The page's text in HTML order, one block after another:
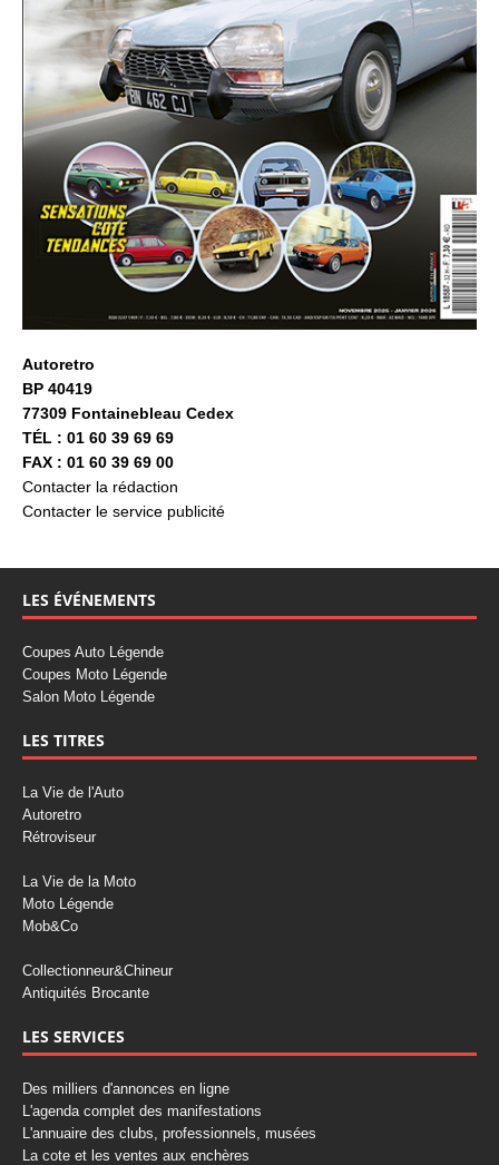
Autoretro
BP 40419
77309 Fontainebleau Cedex
TÉL : 01 60 39 69 69
FAX : 01 60 39 69 00
Contacter la rédaction
Contacter le service publicité
LES ÉVÉNEMENTS
Coupes Auto Légende
Coupes Moto Légende
Salon Moto Légende
LES TITRES
La Vie de l'Auto
Autoretro
Rétroviseur
La Vie de la Moto
Moto Légende
Mob&Co
Collectionneur&Chineur
Antiquités Brocante
LES SERVICES
Des milliers d'annonces en ligne
L'agenda complet des manifestations
L'annuaire des clubs, professionnels, musées
La cote et les ventes aux enchères